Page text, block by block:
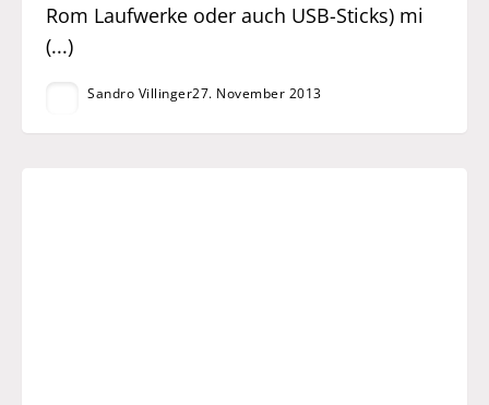
Rom Laufwerke oder auch USB-Sticks) mi
(...)
Sandro Villinger27. November 2013